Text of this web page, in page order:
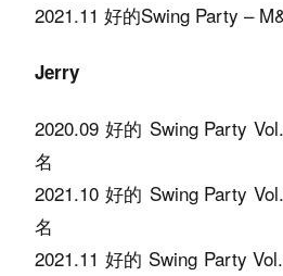
2021.11 好的Swing Party –
Jerry
2020.09 好的 Swing Party
名
2021.10 好的 Swing Party
名
2021.11 好的 Swing Party